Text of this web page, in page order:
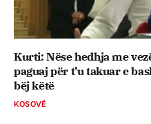
Kurti: Nëse hedhja me
paguaj për t’u takuar e
bëj këtë
KOSOVË